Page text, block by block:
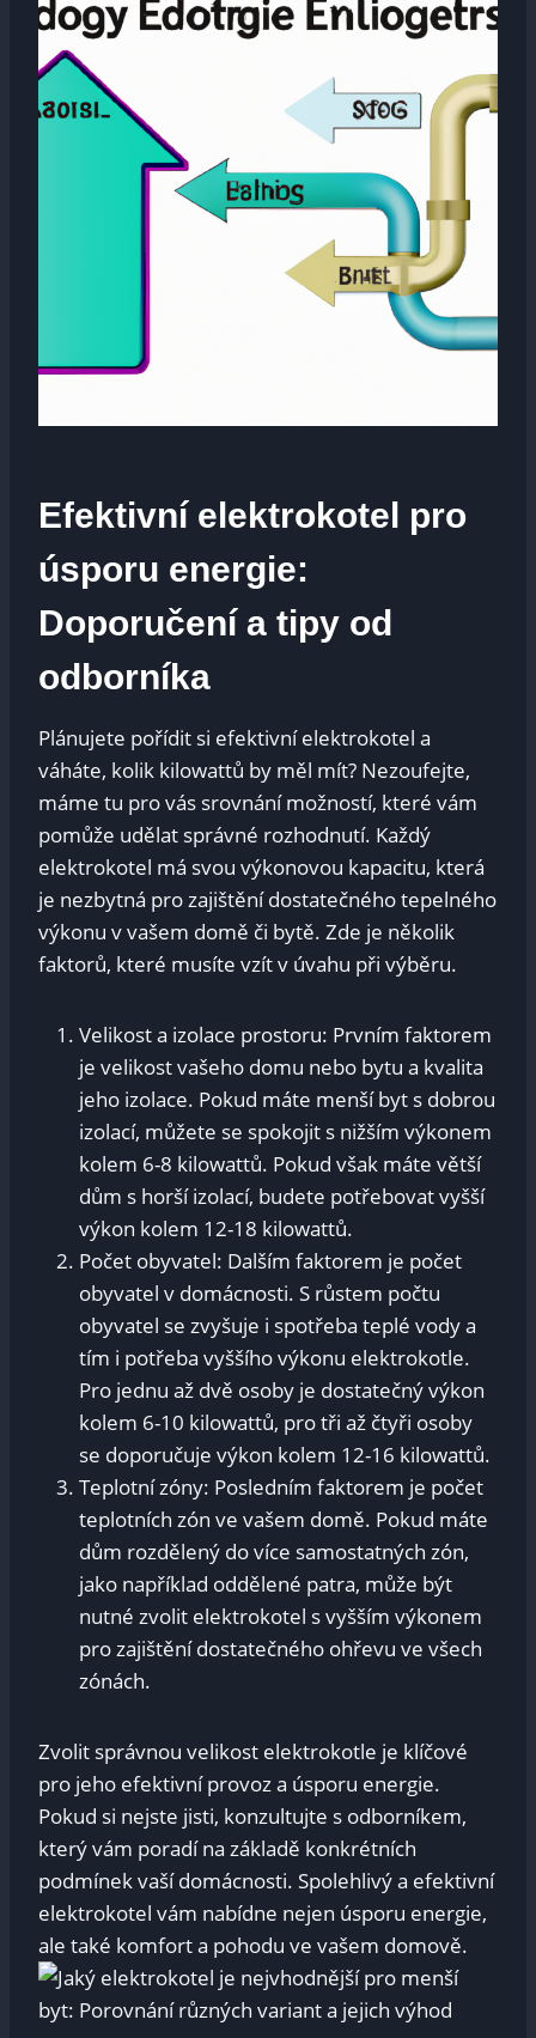
Efektivní elektrokotel pro
úsporu energie:
Doporučení a tipy od
odborníka
Plánujete pořídit si efektivní elektrokotel a
váháte, kolik kilowattů by měl mít? Nezoufejte,
máme tu pro vás srovnání možností, které vám
pomůže udělat správné rozhodnutí. Každý
elektrokotel má svou výkonovou kapacitu, která
je nezbytná pro zajištění dostatečného tepelného
výkonu v vašem domě či bytě. Zde je několik
faktorů, které musíte vzít v úvahu při výběru.
Velikost a izolace prostoru: Prvním faktorem
je velikost vašeho domu nebo bytu a kvalita
jeho izolace. Pokud máte menší byt s dobrou
izolací, můžete se spokojit s nižším výkonem
kolem 6-8 kilowattů. Pokud však máte větší
dům s horší izolací, budete potřebovat vyšší
výkon kolem 12-18 kilowattů.
Počet obyvatel: Dalším faktorem je počet
obyvatel v domácnosti. S růstem počtu
obyvatel se zvyšuje i spotřeba teplé vody a
tím i potřeba vyššího výkonu elektrokotle.
Pro jednu až dvě osoby je dostatečný výkon
kolem 6-10 kilowattů, pro tři až čtyři osoby
se doporučuje výkon kolem 12-16 kilowattů.
Teplotní zóny: Posledním faktorem je počet
teplotních zón ve vašem domě. Pokud máte
dům rozdělený do více samostatných zón,
jako například oddělené patra, může být
nutné zvolit elektrokotel s vyšším výkonem
pro zajištění dostatečného ohřevu ve všech
zónách.
Zvolit správnou velikost elektrokotle je klíčové
pro jeho efektivní provoz a úsporu energie.
Pokud si nejste jisti, konzultujte s odborníkem,
který vám poradí na základě konkrétních
podmínek vaší domácnosti. Spolehlivý a efektivní
elektrokotel vám nabídne nejen úsporu energie,
ale také komfort a pohodu ve vašem domově.